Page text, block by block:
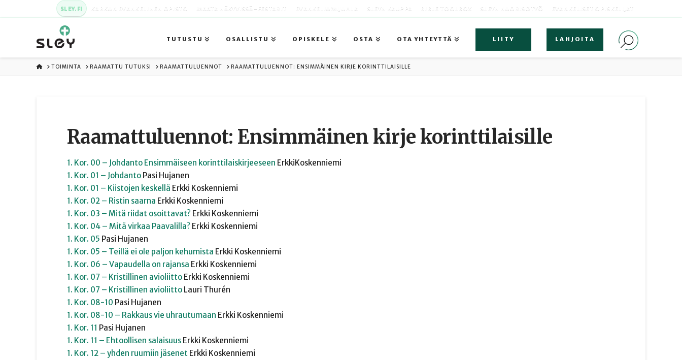
SLEY.FI KARKUN EVANKELINEN OPISTO MAATA NÄKYVISSÄ -FESTARIT EVANKELIUMIJUHLA SLEYN KAUPPA BIBLE TOOLBOX SLEYN NUORISOTYÖ EVANKELISET OPISKELIJAT
TUTUSTU OSALLISTU OPISKELE OSTA OTA YHTEYTTÄ LIITY LAHJOITA
ETUSIVU
TOIMINTA RAAMATTU TUTUKSI RAAMATTULUENNOT RAAMATTULUENNOT: ENSIMMÄINEN KIRJE KORINTTILAISILLE
Raamattuluennot: Ensimmäinen kirje korinttilaisille
1. Kor. 00 – Johdanto Ensimmäiseen korinttilaiskirjeeseen ErkkiKoskenniemi
1. Kor. 01 – Johdanto Pasi Hujanen
1. Kor. 01 – Kiistojen keskellä Erkki Koskenniemi
1. Kor. 02 – Ristin saarna Erkki Koskenniemi
1. Kor. 03 – Mitä riidat osoittavat? Erkki Koskenniemi
1. Kor. 04 – Mitä virkaa Paavalilla? Erkki Koskenniemi
1. Kor. 05 Pasi Hujanen
1. Kor. 05 – Teillä ei ole paljon kehumista Erkki Koskenniemi
1. Kor. 06 – Vapaudella on rajansa Erkki Koskenniemi
1. Kor. 07 – Kristillinen avioliitto Erkki Koskenniemi
1. Kor. 07 – Kristillinen avioliitto Lauri Thurén
1. Kor. 08-10 Pasi Hujanen
1. Kor. 08-10 – Rakkaus vie uhrautumaan Erkki Koskenniemi
1. Kor. 11 Pasi Hujanen
1. Kor. 11 – Ehtoollisen salaisuus Erkki Koskenniemi
1. Kor. 12 – yhden ruumiin jäsenet Erkki Koskenniemi